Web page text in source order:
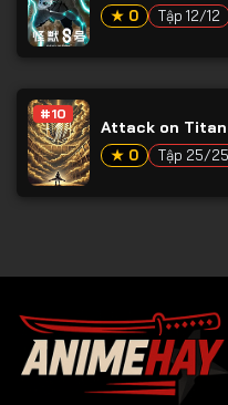
★ 0 Tập 12/12
#10
Attack on Titan
★ 0 Tập 25/25